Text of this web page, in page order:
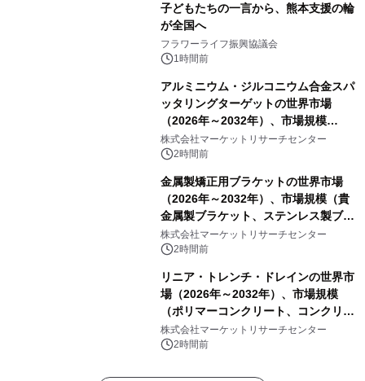
子どもたちの一言から、熊本支援の輪
が全国へ
フラワーライフ振興協議会
1時間前
アルミニウム・ジルコニウム合金スパ
ッタリングターゲットの世界市場
（2026年～2032年）、市場規模
（0.995、0.999、その他）・分析レポ
ートを発表
株式会社マーケットリサーチセンター
2時間前
金属製矯正用ブラケットの世界市場
（2026年～2032年）、市場規模（貴
金属製ブラケット、ステンレス製ブラ
ケット、純チタン製ブラケット）・分
析レポートを発表
株式会社マーケットリサーチセンター
2時間前
リニア・トレンチ・ドレインの世界市
場（2026年～2032年）、市場規模
（ポリマーコンクリート、コンクリー
ト、プラスチック、金属）・分析レポ
ートを発表
株式会社マーケットリサーチセンター
2時間前